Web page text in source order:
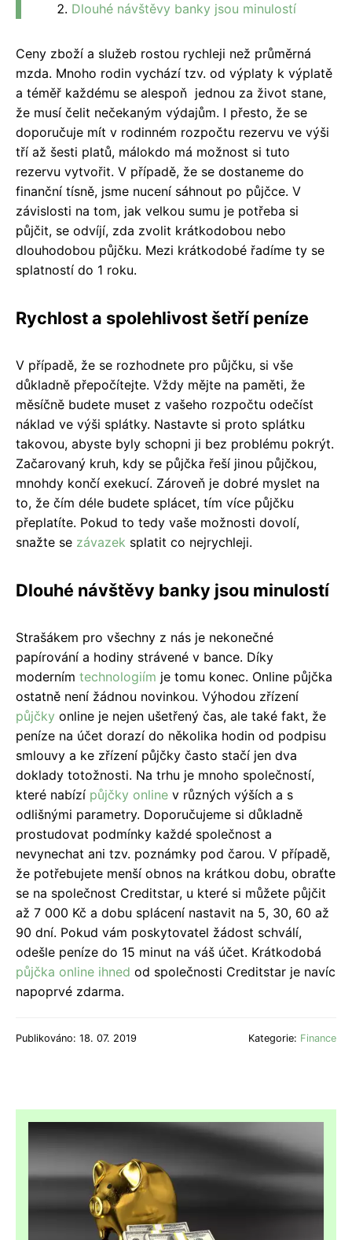
Dlouhé návštěvy banky jsou minulostí
Ceny zboží a služeb rostou rychleji než průměrná
mzda. Mnoho rodin vychází tzv. od výplaty k výplatě
a téměř každému se alespoň jednou za život stane,
že musí čelit nečekaným výdajům. I přesto, že se
doporučuje mít v rodinném rozpočtu rezervu ve výši
tří až šesti platů, málokdo má možnost si tuto
rezervu vytvořit. V případě, že se dostaneme do
finanční tísně, jsme nucení sáhnout po půjčce. V
závislosti na tom, jak velkou sumu je potřeba si
půjčit, se odvíjí, zda zvolit krátkodobou nebo
dlouhodobou půjčku. Mezi krátkodobé řadíme ty se
splatností do 1 roku.
Rychlost a spolehlivost šetří peníze
V případě, že se rozhodnete pro půjčku, si vše
důkladně přepočítejte. Vždy mějte na paměti, že
měsíčně budete muset z vašeho rozpočtu odečíst
náklad ve výši splátky. Nastavte si proto splátku
takovou, abyste byly schopni ji bez problému pokrýt.
Začarovaný kruh, kdy se půjčka řeší jinou půjčkou,
mnohdy končí exekucí. Zároveň je dobré myslet na
to, že čím déle budete splácet, tím více půjčku
přeplatíte. Pokud to tedy vaše možnosti dovolí,
snažte se závazek splatit co nejrychleji.
Dlouhé návštěvy banky jsou minulostí
Strašákem pro všechny z nás je nekonečné
papírování a hodiny strávené v bance. Díky
moderním technologiím je tomu konec. Online půjčka
ostatně není žádnou novinkou. Výhodou zřízení
půjčky online je nejen ušetřený čas, ale také fakt, že
peníze na účet dorazí do několika hodin od podpisu
smlouvy a ke zřízení půjčky často stačí jen dva
doklady totožnosti. Na trhu je mnoho společností,
které nabízí půjčky online v různých výších a s
odlišnými parametry. Doporučujeme si důkladně
prostudovat podmínky každé společnost a
nevynechat ani tzv. poznámky pod čarou. V případě,
že potřebujete menší obnos na krátkou dobu, obraťte
se na společnost Creditstar, u které si můžete půjčit
až 7 000 Kč a dobu splácení nastavit na 5, 30, 60 až
90 dní. Pokud vám poskytovatel žádost schválí,
odešle peníze do 15 minut na váš účet. Krátkodobá
půjčka online ihned od společnosti Creditstar je navíc
napoprvé zdarma.
Publikováno: 18. 07. 2019 Kategorie: Finance